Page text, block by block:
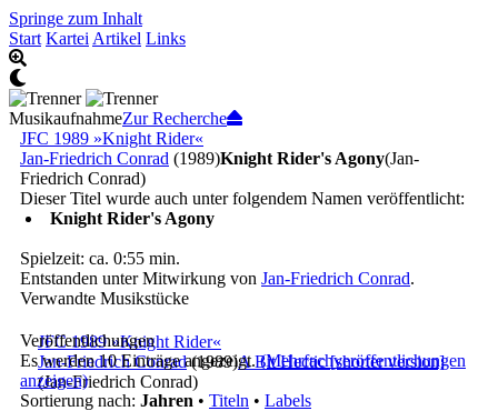
Springe zum Inhalt
Start Kartei Artikel Links
MusikaufnahmeZur Recherche
JFC 1989 »Knight Rider«
Jan-Friedrich Conrad (1989)Knight Rider's Agony(Jan-
Friedrich Conrad)
Dieser Titel wurde auch unter folgendem Namen veröffentlicht:
Knight Rider's Agony
Spielzeit: ca. 0:55 min.
Entstanden unter Mitwirkung von Jan-Friedrich Conrad.
Verwandte Musikstücke
JFC 1989 »Knight Rider«
Jan-Friedrich Conrad(1989)A Bit Hectic [shorter version]
(Jan-Friedrich Conrad)
Veröffentlichungen
Es werden 10 Einträge angezeigt.(Mehrfachveröffentlichungen
anzeigen)
Sortierung nach: Jahren • Titeln • Labels